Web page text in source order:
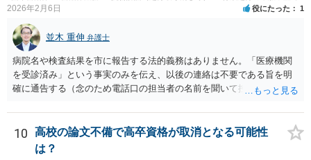
2026年2月6日 役にたった 1
並木 重伸 弁護士
病院名や検査結果を市に報告する法的義務はありません。「医療機関
を受診済み」という事実のみを伝え、以後の連絡は不要である旨を明
確に通告する（念のため電話口の担当者の名前を聞いて控えておく）
10
高校の論文不備で高卒資格が取消となる可能性
は？